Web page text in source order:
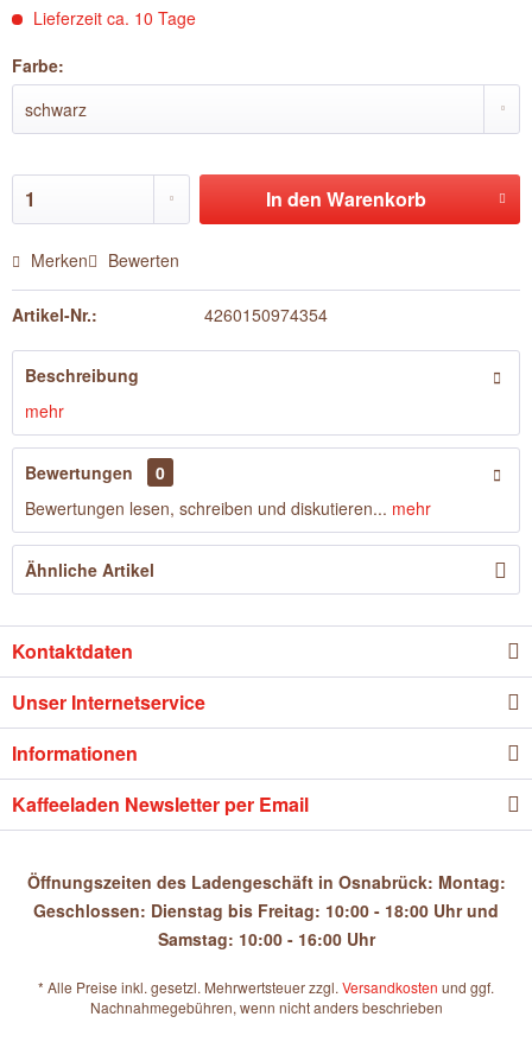
Lieferzeit ca. 10 Tage
Farbe:
In den Warenkorb
Merken Bewerten
Artikel-Nr.: 4260150974354
Beschreibung
mehr
Bewertungen
0
Bewertungen lesen, schreiben und diskutieren... mehr
Ähnliche Artikel
Kontaktdaten
Unser Internetservice
Informationen
Kaffeeladen Newsletter per Email
Öffnungszeiten des Ladengeschäft in Osnabrück: Montag:
Geschlossen: Dienstag bis Freitag: 10:00 - 18:00 Uhr und
Samstag: 10:00 - 16:00 Uhr
* Alle Preise inkl. gesetzl. Mehrwertsteuer zzgl. Versandkosten und ggf.
Nachnahmegebühren, wenn nicht anders beschrieben